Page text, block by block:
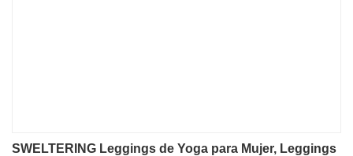
SWELTERING Leggings de Yoga para Mujer, Leggings